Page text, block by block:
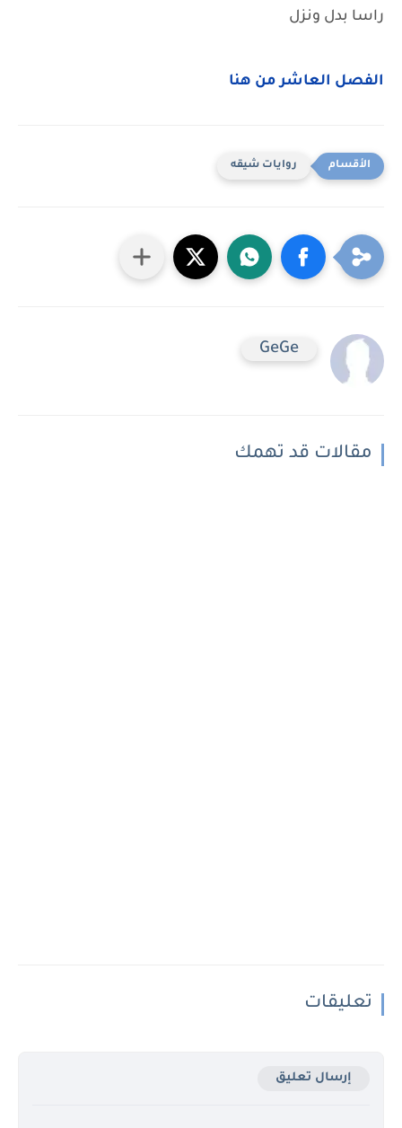
راسا بدل ونزل
الفصل العاشر من هنا
روايات شيقه
GeGe
مقالات قد تهمك
تعليقات
إرسال تعليق